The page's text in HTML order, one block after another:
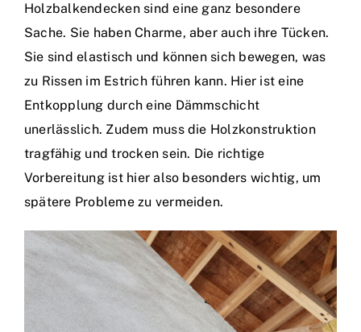
Holzbalkendecken sind eine ganz besondere
Sache. Sie haben Charme, aber auch ihre Tücken.
Sie sind elastisch und können sich bewegen, was
zu Rissen im Estrich führen kann. Hier ist eine
Entkopplung durch eine Dämmschicht
unerlässlich. Zudem muss die Holzkonstruktion
tragfähig und trocken sein. Die richtige
Vorbereitung ist hier also besonders wichtig, um
spätere Probleme zu vermeiden.